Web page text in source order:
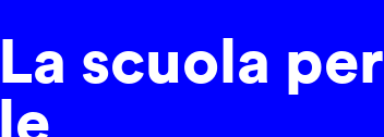
La scuola per
le